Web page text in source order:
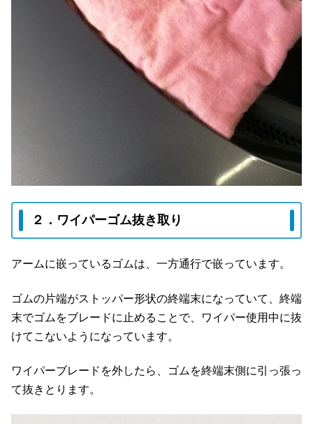
２．ワイパーゴム抜き取り
アームに嵌っているゴムは、一方通行で嵌っています。
ゴムの片端がストッパー形状の終端末になっていて、終端
末でゴムをブレードに止めることで、ワイパー使用中に抜
けてこないようになっています。
ワイパーブレードを外したら、ゴムを終端末側に引っ張っ
て抜きとります。